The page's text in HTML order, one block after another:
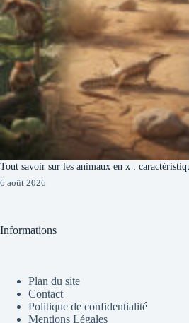
Tout savoir sur les animaux en x :
6 août 2026
Informations
Plan du site
Contact
Politique de confidentialité
Mentions Légales